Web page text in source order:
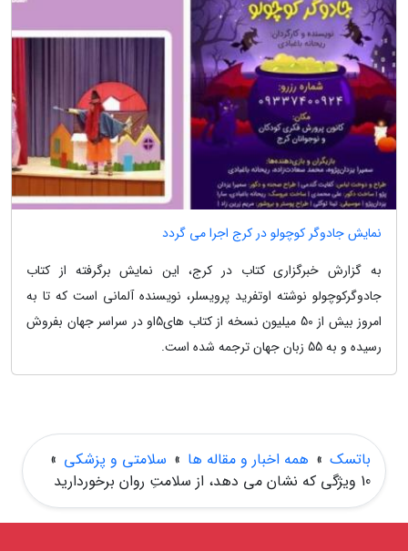
نمایش جادوگر کوچولو در کرج اجرا می گردد
به گزارش خبرگزاری کتاب در کرج، این نمایش برگرفته از کتاب
جادوگرکوچولو نوشته اوتفرید پرویسلر، نویسنده آلمانی است که تا به
امروز بیش از 50 میلیون نسخه از کتاب های5او در سراسر جهان بفروش
رسیده و به 55 زبان جهان ترجمه شده است.
باتسک » همه اخبار و مقاله ها » سلامتی و پزشکی »
10 ویژگی که نشان می دهد، از سلامتِ روان برخوردارید